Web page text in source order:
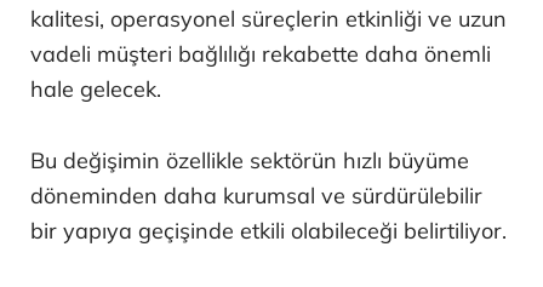
kalitesi, operasyonel süreçlerin etkinliği ve uzun
vadeli müşteri bağlılığı rekabette daha önemli
hale gelecek.
Bu değişimin özellikle sektörün hızlı büyüme
döneminden daha kurumsal ve sürdürülebilir
bir yapıya geçişinde etkili olabileceği belirtiliyor.